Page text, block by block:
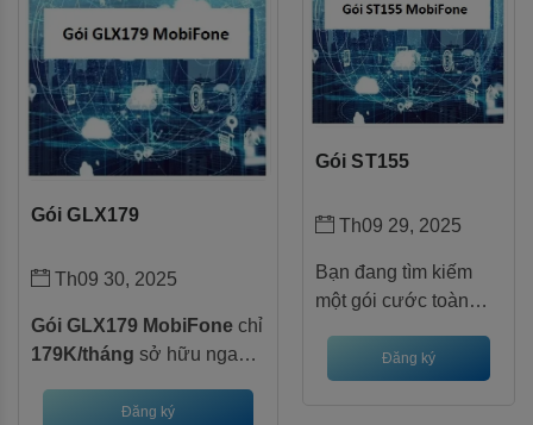
Gói GLX179
Th09 30, 2025
Gói GLX179 MobiFone chỉ
179K/tháng sở hữu ngay
gọi nội mạng &150 phút
Đăng ký
Gói ST155
Th09 29, 2025
Bạn đang tìm kiếm
một gói cước toàn
cao, ưu đãi mạng xã
hội và tiện ích thông
Đăng ký